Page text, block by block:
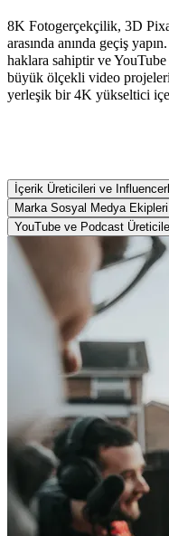
8K Fotogerçekçilik, 3D
arasında anında geçiş
haklara sahiptir ve
büyük ölçekli video
yerleşik bir 4K yükseltici
İçerik Üreticileri ve
Marka Sosyal Medya Ekipleri
YouTube ve Podcast